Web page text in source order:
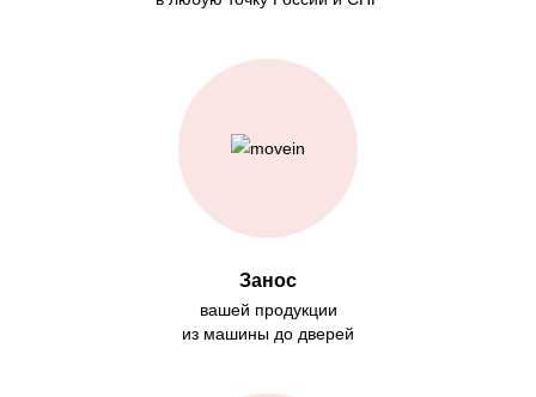
Занос
вашей продукции
из машины до дверей